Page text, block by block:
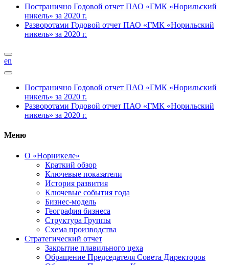
Постранично Годовой отчет ПАО «ГМК «Норильский
никель» за 2020 г.
Разворотами Годовой отчет ПАО «ГМК «Норильский
никель» за 2020 г.
en
Постранично Годовой отчет ПАО «ГМК «Норильский
никель» за 2020 г.
Разворотами Годовой отчет ПАО «ГМК «Норильский
никель» за 2020 г.
Меню
О «Норникеле»
Краткий обзор
Ключевые показатели
История развития
Ключевые события года
Бизнес-модель
География бизнеса
Структура Группы
Схема производства
Стратегический отчет
Закрытие плавильного цеха
Обращение Председателя Совета Директоров